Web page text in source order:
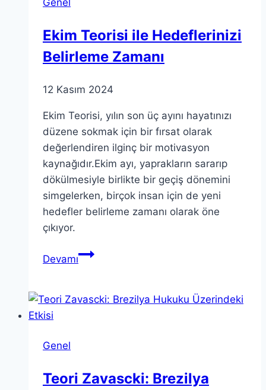
Yöntemleri
Ekim Teorisi ile Hedeflerinizi
Belirleme Zamanı
12 Kasım 2024
Ekim Teorisi, yılın son üç ayını hayatınızı
düzene sokmak için bir fırsat olarak
değerlendiren ilginç bir motivasyon
kaynağıdır.Ekim ayı, yaprakların sararıp
dökülmesiyle birlikte bir geçiş dönemini
simgelerken, birçok insan için de yeni
hedefler belirleme zamanı olarak öne
çıkıyor.
DevamıEkim
Hedeflerinizi
Genel
Teori Zavascki: Brezilya